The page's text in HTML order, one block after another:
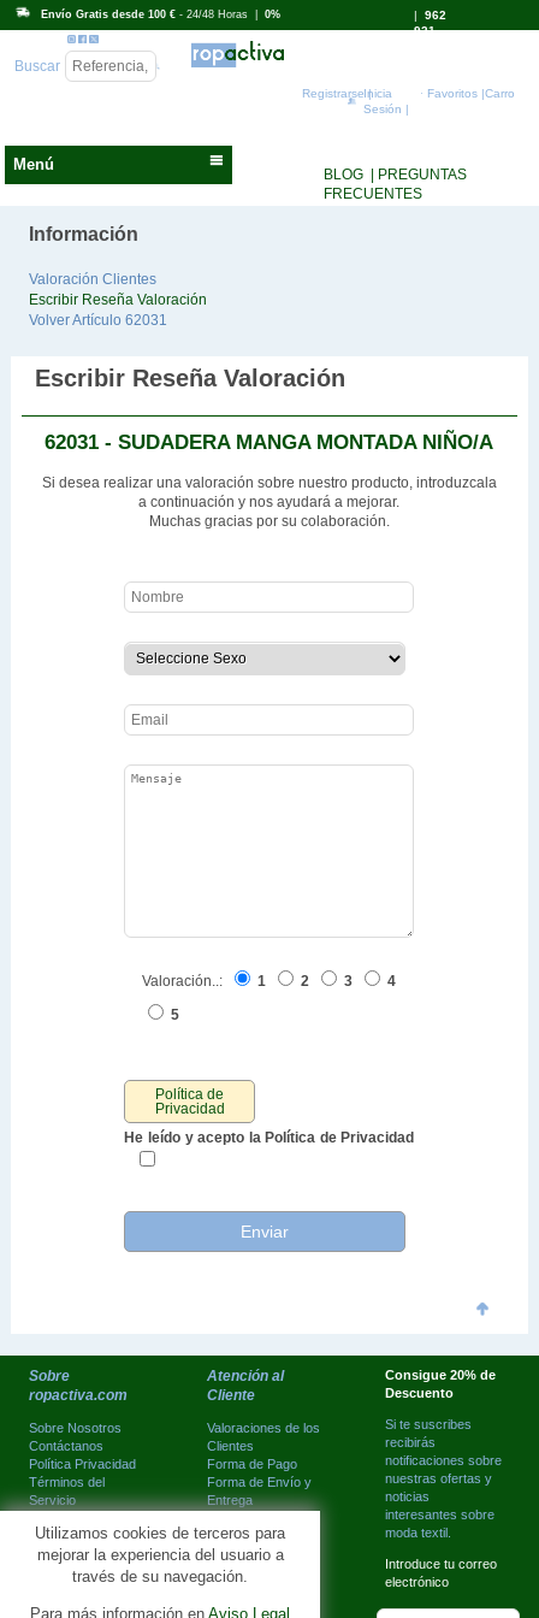
Envío Gratis desde 100 € - 24/48 Horas |0% |962
931
Buscar
Registrarse |Inicia
Sesión |
Favoritos |Carro
Menú
BLOG
| PREGUNTAS
FRECUENTES
Utilizamos cookies de terceros para
mejorar la experiencia del usuario a
través de su navegación.
Para más información enAviso Legal
Información
Valoración Clientes
Escribir Reseña Valoración
Volver Artículo 62031
Escribir Reseña Valoración
62031 - SUDADERA MANGA MONTADA NIÑO/A
Si desea realizar una valoración sobre nuestro producto, introduzcala
a continuación y nos ayudará a mejorar.
Muchas gracias por su colaboración.
Valoración..: 1 2 3 4
5
Política de
Privacidad
He leído y acepto la Política de Privacidad
Sobre
ropactiva.com
Sobre Nosotros
Contáctanos
Política Privacidad
Términos del
Servicio
Mapa de Sitio
Atención al
Cliente
Valoraciones de los
Clientes
Forma de Pago
Forma de Envío y
Entrega
Seguimiento
Devoluciones
Consigue 20% de
Descuento
Si te suscribes
recibirás
notificaciones sobre
nuestras ofertas y
noticias
interesantes sobre
moda textil.
Introduce tu correo
electrónico